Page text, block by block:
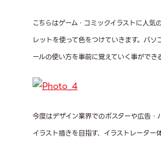
こちらはゲーム・コミックイラストに人気
レットを使って色をつけていきます。パ
ールの使い方を事前に覚えていく事ができ
今度はデザイン業界でのポスターや広告・
イラスト描きを目指す、イラストレーター